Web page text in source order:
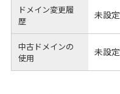
ドメイン変更履
歴
未設定
中古ドメインの
使用
未設定